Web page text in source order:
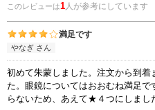
このレビューは1人が参考にしています
満足です
やなぎ さん
初めて朱蒙しました。注文から到着
た。眼鏡についてはおおむね満足
らないため、あえて★４つにしまし